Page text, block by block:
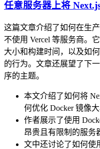
任意服务器上将
这篇文章介绍了如何在生
不使用 Vercel 等服务商。
大小和构建时间，以及如
的行为。文章还展望了下
序的主题。
本文介绍了如何将
何优化 Docker 镜像
作者展示了使用
昂贵且有限制的服务
文中还讨论了如何使